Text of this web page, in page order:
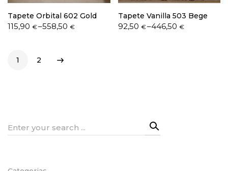
Tapete Orbital 602 Gold
115,90 €–558,50€
Price
through
Tapete Vanilla 503 Bege
92,50 €–446,50 €
Price
1 2
Search